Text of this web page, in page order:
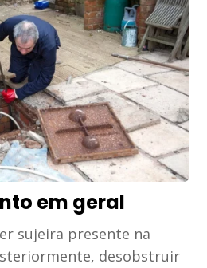
em geral
sujeira presente na
desobstruir